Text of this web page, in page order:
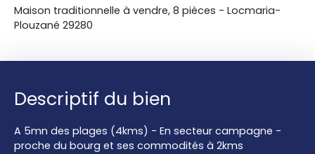
Maison traditionnelle à vendre, 8 pièces - Locmaria-
Plouzané 29280
Descriptif du bien
A 5mn des plages (4kms) - En secteur campagne -
proche du bourg et ses commodités à 2kms